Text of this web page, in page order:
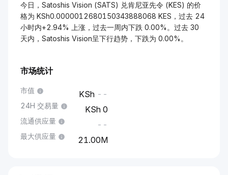
今日，Satoshis Vision (SATS) 兑肯尼亚先令 (KES) 的价
格为 KSh0.0000012680150343888068 KES，过去 24
小时内+2.94% 上涨，过去一周内下跌 0.00%。过去 30
天内，Satoshis Vision呈下行趋势，下跌为 0.00%。
市场统计
市值 --
24H 交易量 0
流通供应量 --
最大供应量 21.00M